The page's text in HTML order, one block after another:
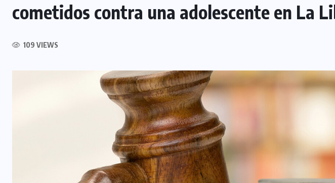
cometidos contra una adolescente en La
109 VIEWS
Capturan a siete presuntos
dedicada al desmantelamiento de
7 AGOSTO, 2026